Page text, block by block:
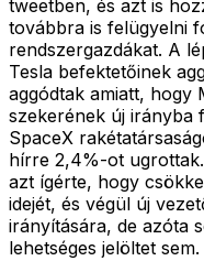
tweetben, és azt is
továbbra is felügyelni
rendszergazdákat. A
Tesla befektetőinek
aggódtak amiatt, hogy
szekerének új irányba
SpaceX
hírre 2,4%-ot
azt ígérte, hogy
idejét, és végül új
irányítására, de azóta
lehetséges jelöltet sem.